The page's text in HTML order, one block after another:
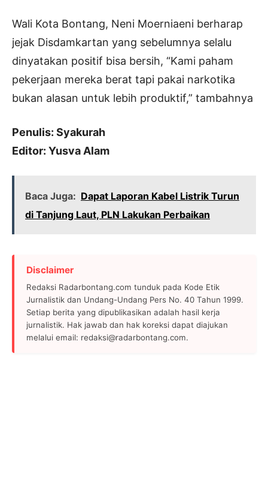
Wali Kota Bontang, Neni Moerniaeni berharap
jejak Disdamkartan yang sebelumnya selalu
dinyatakan positif bisa bersih, “Kami paham
pekerjaan mereka berat tapi pakai narkotika
bukan alasan untuk lebih produktif,” tambahnya
Penulis: Syakurah
Editor: Yusva Alam
Baca Juga: Dapat Laporan Kabel Listrik Turun
di Tanjung Laut, PLN Lakukan Perbaikan
Disclaimer
Redaksi Radarbontang.com tunduk pada Kode Etik
Jurnalistik dan Undang-Undang Pers No. 40 Tahun 1999.
Setiap berita yang dipublikasikan adalah hasil kerja
jurnalistik. Hak jawab dan hak koreksi dapat diajukan
melalui email: redaksi@radarbontang.com.